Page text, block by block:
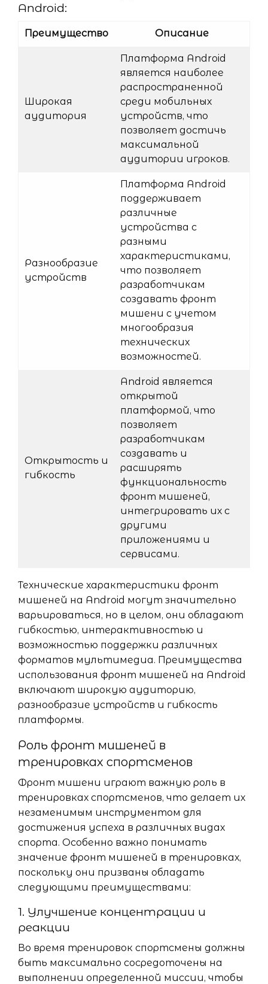
Android:
Преимущество Описание
Широкая
аудитория
Платформа Android
является наиболее
распространенной
среди мобильных
устройств, что
позволяет достичь
максимальной
аудитории игроков.
Разнообразие
устройств
Платформа Android
поддерживает
различные
устройства с
разными
характеристиками,
что позволяет
разработчикам
создавать фронт
мишени с учетом
многообразия
технических
возможностей.
Открытость и
гибкость
Android является
открытой
платформой, что
позволяет
разработчикам
создавать и
расширять
функциональность
фронт мишеней,
интегрировать их с
другими
приложениями и
сервисами.
Технические характеристики фронт
мишеней на Android могут значительно
варьироваться, но в целом, они обладают
гибкостью, интерактивностью и
возможностью поддержки различных
форматов мультимедиа. Преимущества
использования фронт мишеней на Android
включают широкую аудиторию,
разнообразие устройств и гибкость
платформы.
Роль фронт мишеней в
тренировках спортсменов
Фронт мишени играют важную роль в
тренировках спортсменов, что делает их
незаменимым инструментом для
достижения успеха в различных видах
спорта. Особенно важно понимать
значение фронт мишеней в тренировках,
поскольку они призваны обладать
следующими преимуществами:
1. Улучшение концентрации и
реакции
Во время тренировок спортсмены должны
быть максимально сосредоточены на
выполнении определенной миссии, чтобы